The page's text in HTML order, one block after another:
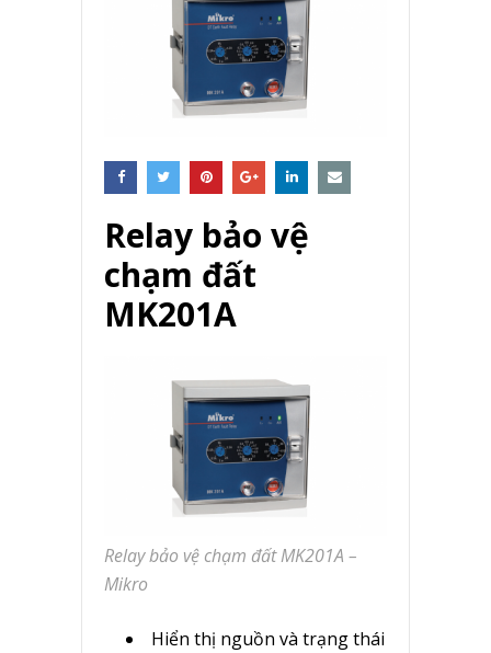
Relay bảo vệ
chạm đất
MK201A
Relay bảo vệ chạm đất MK201A –
Mikro
Hiển thị nguồn và trạng thái